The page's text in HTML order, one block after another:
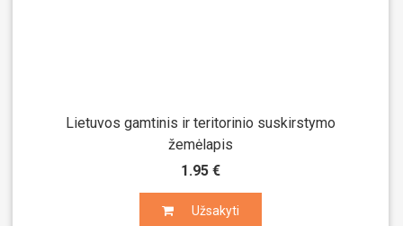
Lietuvos gamtinis ir teritorinio suskirstymo
žemėlapis
1.95 €
Užsakyti
Užsakyti